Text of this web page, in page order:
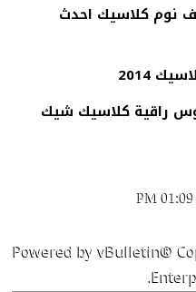
نوم كلاسيك احدث
2014
راقية كلاسيك شيك
01:09 PM
Powered by vBulletin®